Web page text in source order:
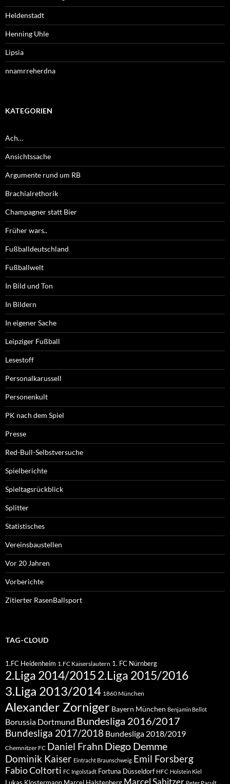
Heldenstadt
Henning Uhle
Lipsia
nnamrreherdna
KATEGORIEN
Ach…
Ansichtssache
Argumente rund um RB
Brachialrethorik
Champagner statt Bier
Früher wars..
Fußballdeutschland
Fußballwelt
In Bild und Ton
In Bildern
In eigener Sache
Leipziger Fußball
Lesestoff
Personalkarussell
Personenkult
PK nach dem Spiel
Presse
Red-Bull-Selbstversuche
Spielberichte
Spieltagsrückblick
Splitter
Statistisches
Vereinsbaustellen
Vor 20 Jahren
Vorberichte
Zitierter RasenBallsport
TAG-CLOUD
1.FC Heidenheim 1.FC Kaiserslautern 1. FC Nürnberg
2.Liga 2014/20152.Liga 2015/2016
3.Liga 2013/2014 1860 München
Alexander Zorniger Bayern München Benjamin Bellot
Borussia Dortmund Bundesliga 2016/2017
Bundesliga 2017/2018 Bundesliga 2018/2019
Chemnitzer FC Daniel Frahn Diego Demme
Dominik Kaiser Eintracht Braunschweig Emil Forsberg
Fabio Coltorti FC Ingolstadt Fortuna Düsseldorf HFC Holstein Kiel